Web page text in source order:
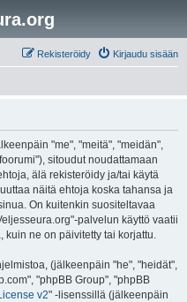
Kirjaudu sisään
Rekisteröidy
"me", "meitä", "meidän",
sitoudut noudattamaan
älä rekisteröidy ja/tai käytä
näitä ehtoja koska tahansa ja
On kuitenkin suositeltavaa
palvelun käyttö vaatii
kuin ne on päivitetty tai korjattu.
(jälkeenpäin "he", "heidät",
"phpBB Group", "phpBB
v2" -lisenssillä (jälkeenpäin